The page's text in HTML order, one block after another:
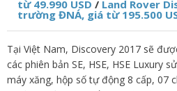
từ 49.990 USD / Land Rover
trường ĐNÁ, giá từ 195.500
Tại Việt Nam, Discovery 2017 sẽ
các phiên bản SE, HSE, HSE Luxury
máy xăng, hộp số tự động 8 cấp, 07